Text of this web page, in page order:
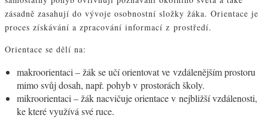
zásadně zasahují do vývoje osobnostní složky žáka. Orientace je
proces získávání a zpracování informací z prostředí.
Orientace se dělí na:
makroorientaci – žák se učí orientovat ve vzdálenějším prostoru
mimo svůj dosah, např. pohyb v prostorách školy.
mikroorientaci – žák nacvičuje orientace v nejbližší vzdálenosti,
ke které využívá své ruce.